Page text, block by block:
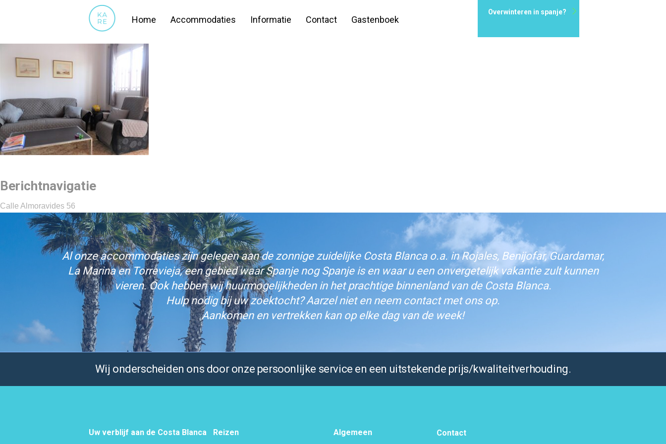
Home Accommodaties Informatie Contact Gastenboek
Overwinteren in spanje?
Berichtnavigatie
Calle Almoravides 56
Al onze accommodaties zijn gelegen aan de zonnige zuidelijke Costa Blanca o.a. in Rojales, Benijofar, Guardamar,
La Marina en Torrevieja, een gebied waar Spanje nog Spanje is en waar u een onvergetelijk vakantie zult kunnen
vieren. Ook hebben wij huurmogelijkheden in het prachtige binnenland van de Costa Blanca.
Hulp nodig bij uw zoektocht? Aarzel niet en neem contact met ons op.
Aankomen en vertrekken kan op elke dag van de week!
Wij onderscheiden ons door onze persoonlijke service en een uitstekende prijs/kwaliteitverhouding.
Uw verblijf aan de Costa Blanca Reizen Algemeen Contact